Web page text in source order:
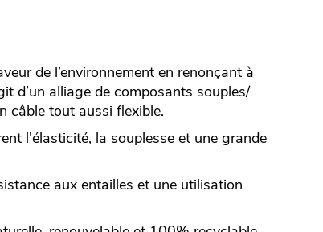
de l’environnement en renonçant à
d’un alliage de composants souples/
câble tout aussi flexible.
l'élasticité, la souplesse et une grande
aux entailles et une utilisation